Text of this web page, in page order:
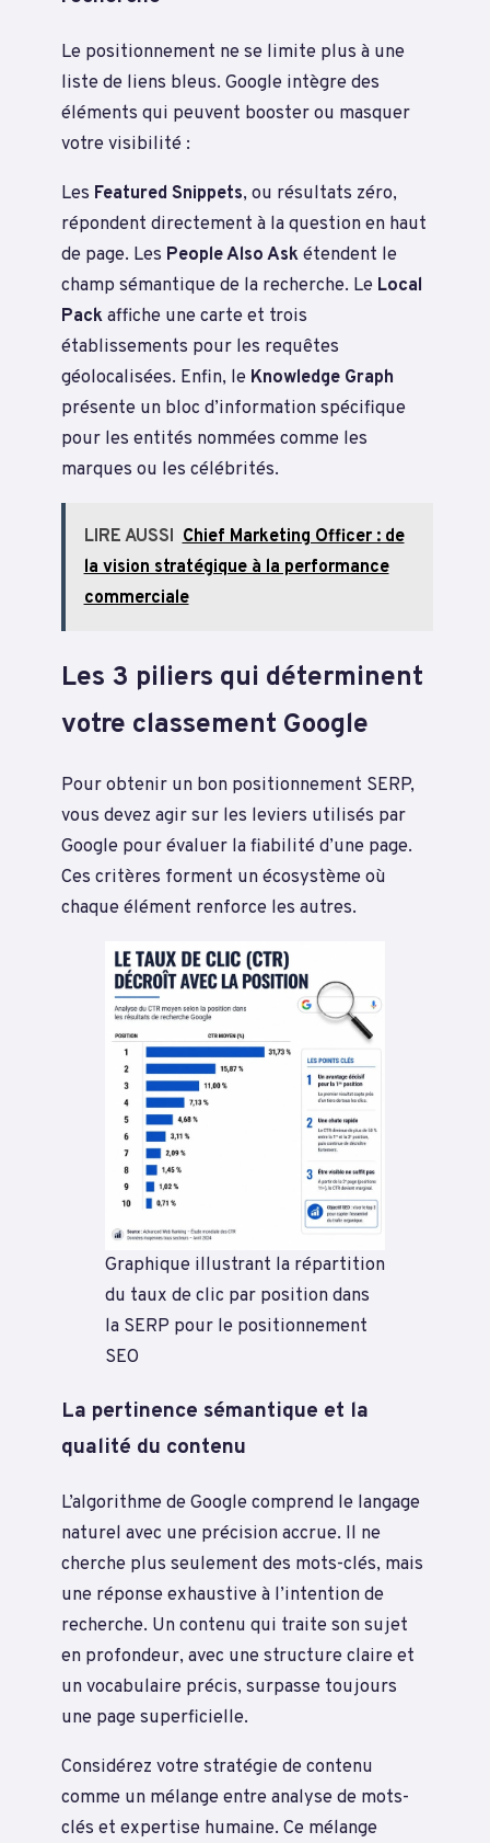
Le positionnement ne se limite plus à une
liste de liens bleus. Google intègre des
éléments qui peuvent booster ou masquer
votre visibilité :
Les Featured Snippets, ou résultats zéro,
répondent directement à la question en haut
de page. Les People Also Askétendent le
champ sémantique de la recherche. Le Local
Packaffiche une carte et trois
établissements pour les requêtes
géolocalisées. Enfin, le Knowledge Graph
présente un bloc d’information spécifique
pour les entités nommées comme les
marques ou les célébrités.
LIRE AUSSI Chief Marketing Officer : de
la vision stratégique à la performance
commerciale
Les 3 piliers qui déterminent
votre classement Google
Pour obtenir un bon positionnement SERP,
vous devez agir sur les leviers utilisés par
Google pour évaluer la fiabilité d’une page.
Ces critères forment un écosystème où
chaque élément renforce les autres.
Graphique illustrant la répartition
du taux de clic par position dans
la SERP pour le positionnement
SEO
La pertinence sémantique et la
qualité du contenu
L’algorithme de Google comprend le langage
naturel avec une précision accrue. Il ne
cherche plus seulement des mots-clés, mais
une réponse exhaustive à l’intention de
recherche. Un contenu qui traite son sujet
en profondeur, avec une structure claire et
un vocabulaire précis, surpasse toujours
une page superficielle.
Considérez votre stratégie de contenu
comme un mélange entre analyse de mots-
clés et expertise humaine. Ce mélange